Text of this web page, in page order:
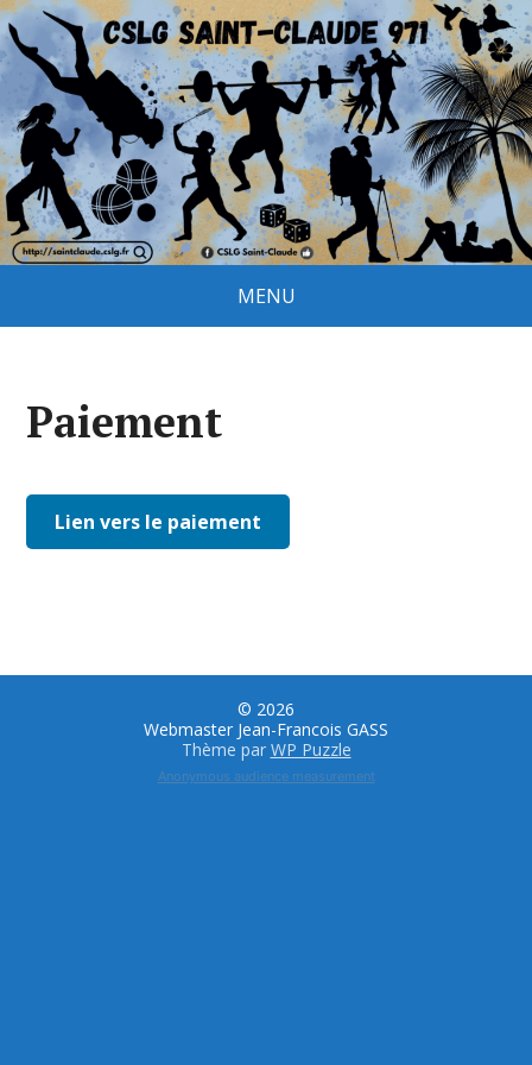
MENU
Paiement
Lien vers le paiement
© 2026
Webmaster Jean-Francois GASS
Thème par WP Puzzle
Anonymous audience measurement